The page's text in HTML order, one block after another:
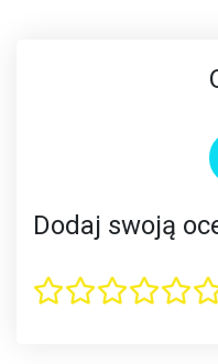
Dodaj swoją